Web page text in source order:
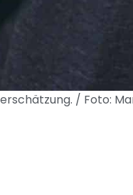
/ Foto: